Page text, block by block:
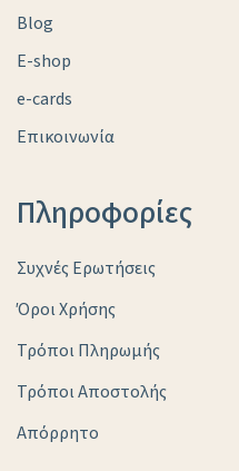
Blog
E-shop
e-cards
Επικοινωνία
Πληροφορίες
Συχνές Ερωτήσεις
Όροι Χρήσης
Τρόποι Πληρωμής
Τρόποι Αποστολής
Απόρρητο